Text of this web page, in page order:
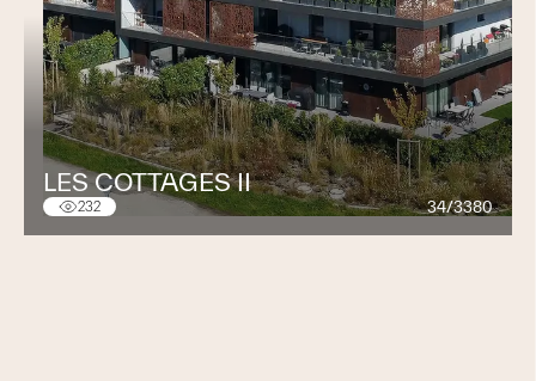
LES COTTAGES II
232 34/3380